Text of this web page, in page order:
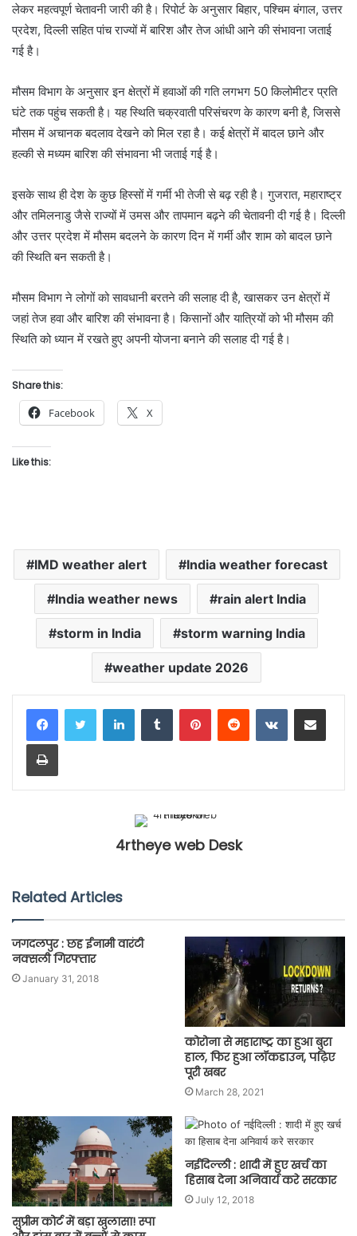
लेकर महत्वपूर्ण चेतावनी जारी की है। रिपोर्ट के अनुसार बिहार, पश्चिम बंगाल, उत्तर
प्रदेश, दिल्ली सहित पांच राज्यों में बारिश और तेज आंधी आने की संभावना जताई
गई है।
मौसम विभाग के अनुसार इन क्षेत्रों में हवाओं की गति लगभग 50 किलोमीटर प्रति
घंटे तक पहुंच सकती है। यह स्थिति चक्रवाती परिसंचरण के कारण बनी है, जिससे
मौसम में अचानक बदलाव देखने को मिल रहा है। कई क्षेत्रों में बादल छाने और
हल्की से मध्यम बारिश की संभावना भी जताई गई है।
इसके साथ ही देश के कुछ हिस्सों में गर्मी भी तेजी से बढ़ रही है। गुजरात, महाराष्ट्र
और तमिलनाडु जैसे राज्यों में उमस और तापमान बढ़ने की चेतावनी दी गई है। दिल्ली
और उत्तर प्रदेश में मौसम बदलने के कारण दिन में गर्मी और शाम को बादल छाने
की स्थिति बन सकती है।
मौसम विभाग ने लोगों को सावधानी बरतने की सलाह दी है, खासकर उन क्षेत्रों में
जहां तेज हवा और बारिश की संभावना है। किसानों और यात्रियों को भी मौसम की
स्थिति को ध्यान में रखते हुए अपनी योजना बनाने की सलाह दी गई है।
Share this:
Facebook X
Like this:
IMD weather alert India weather forecast
India weather news rain alert India
storm in India storm warning India
weather update 2026
LinkedInTumblr PinterestReddit VKontakteShare via Email
Print
4rtheye web Desk
Related Articles
जगदलपुर : छह ईनामी वारंटी
नक्सली गिरफ्तार
January 31, 2018
कोरोना से महाराष्ट्र का हुआ बुरा
हाल, फिर हुआ लॉकडाउन, पढ़िए
पूरी खबर
March 28, 2021
सुप्रीम कोर्ट में बड़ा खुलासा! स्पा
नईदिल्ली : शादी में हुए खर्च का
हिसाब देना अनिवार्य करे सरकार
July 12, 2018